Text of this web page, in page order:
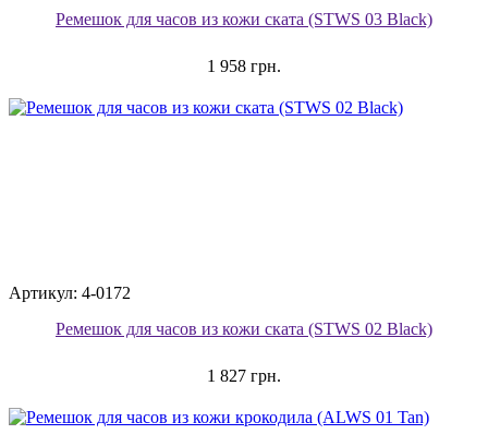
Ремешок для часов из кожи ската (STWS 03 Black)
1 958 грн.
Артикул: 4-0172
Ремешок для часов из кожи ската (STWS 02 Black)
1 827 грн.